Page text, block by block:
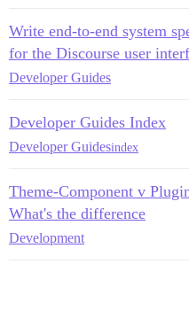
Write end-to-end system
for the Discourse user
Developer Guides
Developer Guides Index
Developer Guidesindex
Theme-Component v
What's the difference
Development